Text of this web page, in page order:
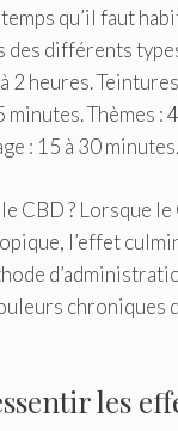
qu’il faut
différents
2 heures.
minutes. Thèmes :
: 15 à 30 minutes.
CBD ? Lorsque le
l’effet
chroniques
les